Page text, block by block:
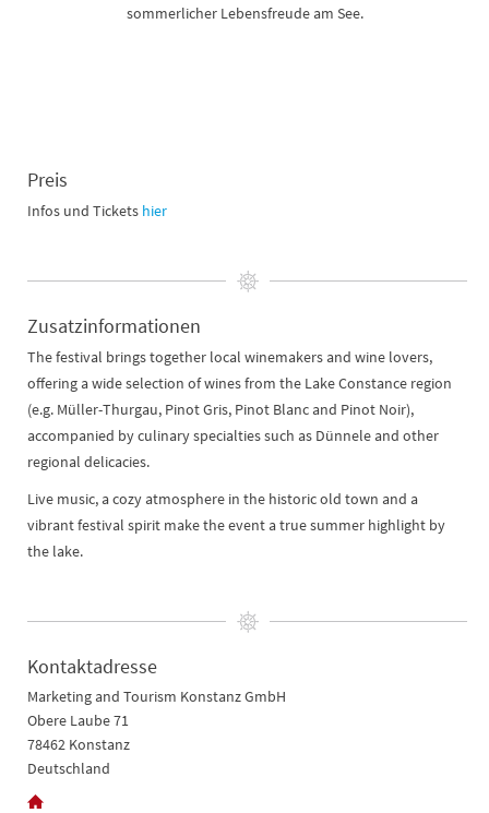
sommerlicher Lebensfreude am See.
Preis
Infos und Tickets hier
Zusatzinformationen
The festival brings together local winemakers and wine lovers,
offering a wide selection of wines from the Lake Constance region
(e.g. Müller-Thurgau, Pinot Gris, Pinot Blanc and Pinot Noir),
accompanied by culinary specialties such as Dünnele and other
regional delicacies.
Live music, a cozy atmosphere in the historic old town and a
vibrant festival spirit make the event a true summer highlight by
the lake.
Kontaktadresse
Marketing and Tourism Konstanz GmbH
Obere Laube 71
78462 Konstanz
Deutschland